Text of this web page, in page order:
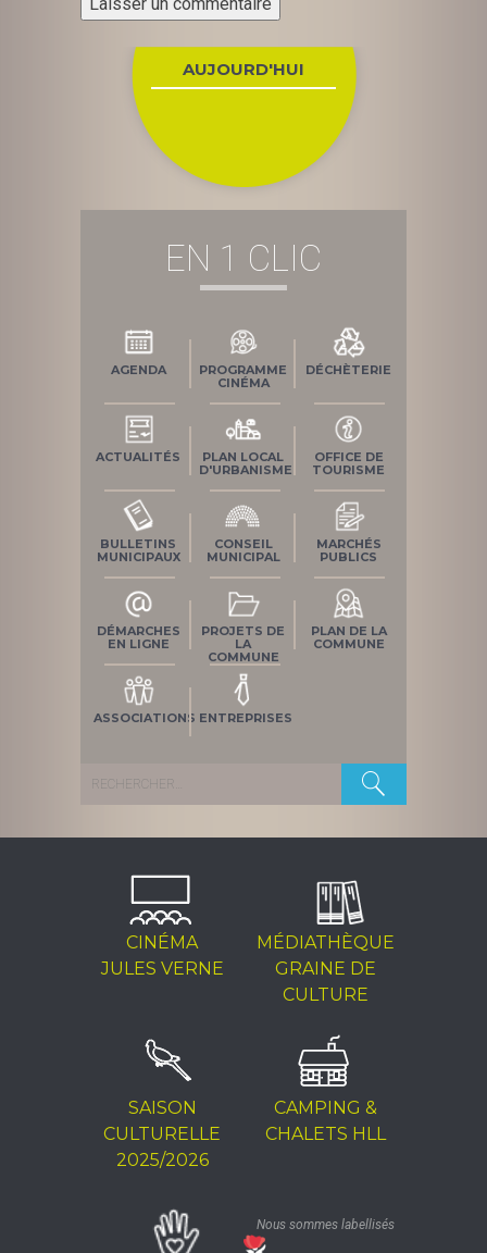
AUJOURD'HUI
EN 1 CLIC
AGENDA
PROGRAMME
CINÉMA
DÉCHÈTERIE
ACTUALITÉS
PLAN LOCAL
D'URBANISME
OFFICE DE
TOURISME
BULLETINS
MUNICIPAUX
CONSEIL
MUNICIPAL
MARCHÉS
PUBLICS
DÉMARCHES
EN LIGNE
PROJETS DE
LA
COMMUNE
PLAN DE LA
COMMUNE
ASSOCIATIONS ENTREPRISES
Rechercher :
CINÉMA
JULES VERNE
MÉDIATHÈQUE
GRAINE DE
CULTURE
SAISON
CULTURELLE
2025/2026
CAMPING &
CHALETS HLL
Nous sommes labellisés